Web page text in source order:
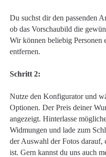
Du suchst dir den passenden
ob das Vorschaubild die
Wir können beliebig Personen
entfernen.
Schritt 2:
Nutze den Konfigurator und
Optionen. Der Preis deiner
angezeigt. Hinterlasse
Widmungen und lade zum
der Auswahl der Fotos darauf,
ist. Gern kannst du uns auch